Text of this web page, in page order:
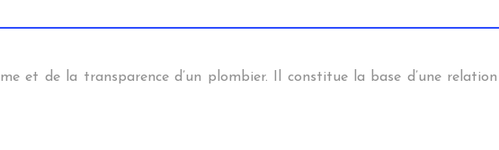
et de la transparence d’un plombier. Il constitue la base d’une